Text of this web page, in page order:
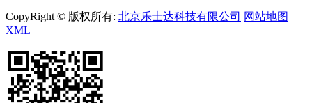
CopyRight © 版权所有: 北京乐士达科技有限公司 网站地图
XML